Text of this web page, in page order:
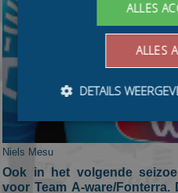
Niels Mesu
Ook in het volgende
voor Team A-ware/
ALLES
ALLES
DETAILS
Prestatiecookies worden